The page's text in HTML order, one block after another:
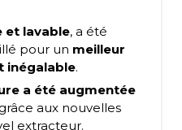
et lavable, a été
pour un meilleur
inégalable.
a été augmentée
aux nouvelles
extracteur.